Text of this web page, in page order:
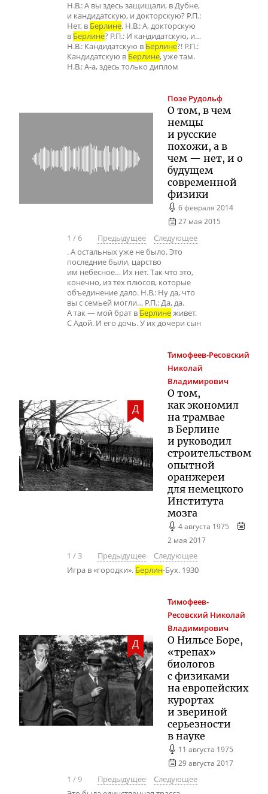
Н.В.: А вы здесь защищали, в Дубне,
и кандидатскую, и докторскую? Р.П.:
Нет, в Берлине. Н.В.: А, докторскую
в Берлине? Р.П.: И кандидатскую, и…
Н.В.: Кандидатскую в Берлине?! Р.П.:
Кандидатскую в Берлине, уже там.
Н.В.: А-а, здесь только диплом
Позе Рудольф
О том, в чем
немцы
и русские
похожи, а в
чем — нет, и о
будущем
современной
физики
6 февраля 2014
27 мая 2015
1 / 6 Предыдущее
Следующее
. А остальных уже не было. Это
последние были, царство
им небесное… Их нет. Так что это,
конечно, из тех плюсов, которые
объединение дало. Н.В.: Ну да, что
вы с семьей могли… Р.П.: Да, да.
А так — мой брат в Берлинеживет.
С Адой. И его дочь. У их дочери сын
Д
Тимофеев-Ресовский
Николай
Владимирович
О том,
как экономил
на трамвае
в Берлине
и руководил
строительством
опытной
оранжереи
для немецкого
Института
мозга
4 августа 1975
2 мая 2017
1 /3 Предыдущее
Следующее
Игра в «городки». Берлин-Бух. 1930
Д
Тимофеев-
Ресовский Николай
Владимирович
О Нильсе Боре,
«трепах»
биологов
с физиками
на европейских
курортах
и звериной
серьезности
в науке
11 августа 1975
29 августа 2017
1 /9 Предыдущее
Следующее